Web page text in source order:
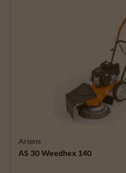
Ariens
AS 30 Weedhex 140